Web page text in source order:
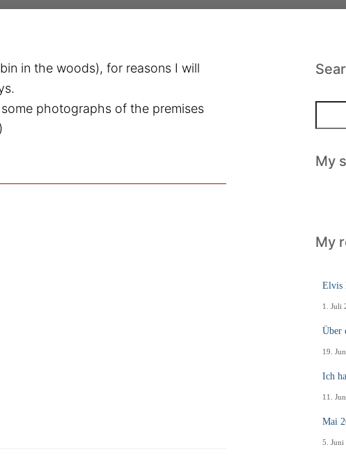
in the woods), for reasons I will
photographs of the premises
h
eMy
My
Elvis
1. Juli
Über
19.
Ich
11.
Mai
5. Juni